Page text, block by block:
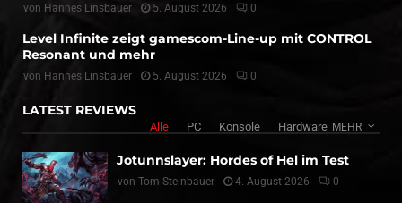
von Hannes Linsbauer 5. August 2026 0
Level Infinite zeigt gamescom-Line-up mit CONTROL
Resonant und mehr
von Hannes Linsbauer 5. August 2026 0
LATEST REVIEWS
Alle PC Konsole Hardware MEHR
Jotunnslayer: Hordes of Hel im Test
von Tom Steinbauer 4. August 2026 0